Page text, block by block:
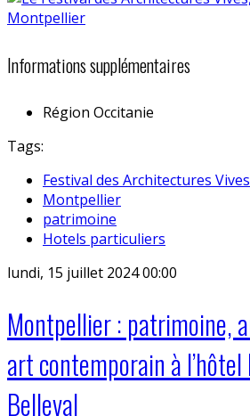
Informations supplémentaires
Région Occitanie
Tags:
Festival des Architectures Vives
Montpellier
patrimoine
Hotels particuliers
lundi, 15 juillet 2024 00:00
Montpellier : patrimoine,
art contemporain à
Belleval